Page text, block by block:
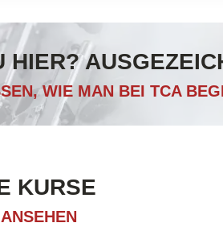
HIER?
WIE MAN BEI TCA
KURSE